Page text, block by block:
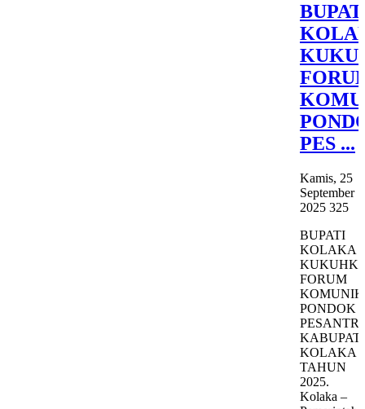
PES ...
Kamis, 25
September
2025 325
BUPATI
KOLAKA
FORUM
PONDOK
KOLAKA
TAHUN
2025.
Kolaka –